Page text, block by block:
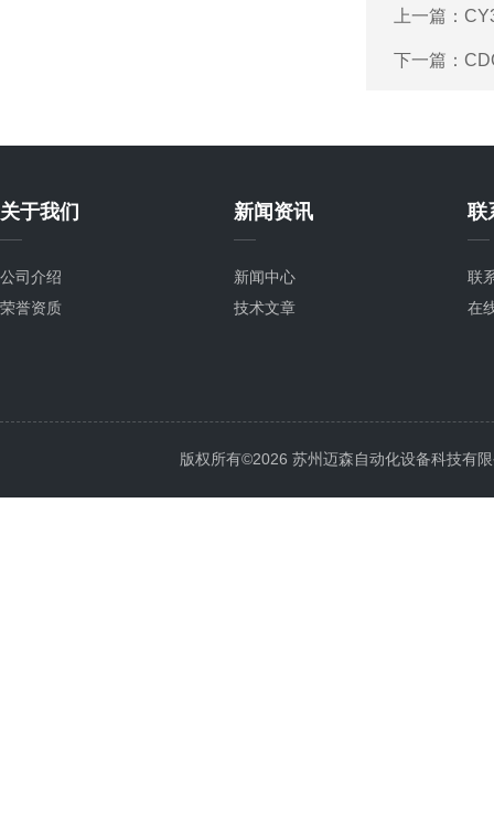
上一篇：
下一篇：
关于我们
公司介绍
荣誉资质
新闻资讯
新闻中心
技术文章
联
联
在
版权所有©2026 苏州迈森自动化设备科技有